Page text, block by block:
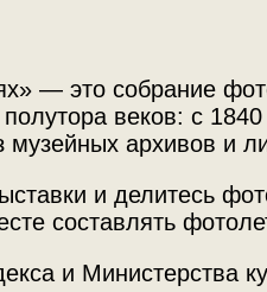
— это собрание
веков: с
архивов и
и делитесь
составлять
и Министерства